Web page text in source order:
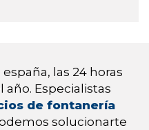
las 24 horas
año. Especialistas
de fontanería
solucionarte